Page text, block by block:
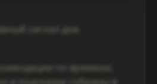
сигнал дня.
по времени,